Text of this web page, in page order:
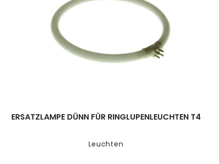
Leuchten
ERSATZLAMPE DÜNN FÜR RINGLUPENLEUCHTEN T4